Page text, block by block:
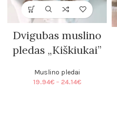
Dvigubas muslino
pledas „Kiškiukai”
Muslino pledai
19.94€ – 24.14€Price